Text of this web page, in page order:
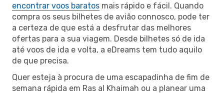
encontrar voos baratos mais rápido e fácil. Quando
compra os seus bilhetes de avião connosco, pode ter
a certeza de que está a desfrutar das melhores
ofertas para a sua viagem. Desde bilhetes só de ida
até voos de ida e volta, a eDreams tem tudo aquilo
de que precisa.
Quer esteja à procura de uma escapadinha de fim de
semana rápida em Ras al Khaimah ou a planear uma